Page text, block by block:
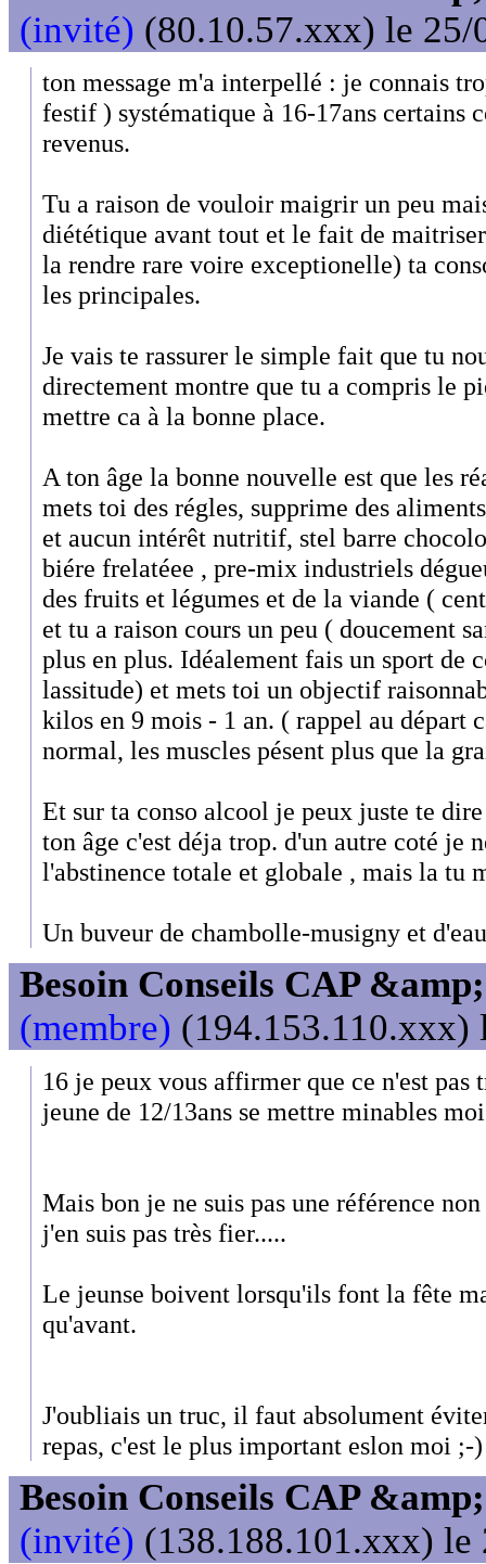
(invité) (80.10.57.xxx) le 25/
ton message m'a interpellé : je connais
festif ) systématique à 16-17ans certains
revenus.
Tu a raison de vouloir maigrir un peu
diététique avant tout et le fait de
la rendre rare voire exceptionelle) ta
les principales.
Je vais te rassurer le simple fait que tu
directement montre que tu a compris le
mettre ca à la bonne place.
A ton âge la bonne nouvelle est que les
mets toi des régles, supprime des
et aucun intérêt nutritif, stel barre
biére frelatéee , pre-mix industriels
des fruits et légumes et de la viande (
et tu a raison cours un peu ( doucement
plus en plus. Idéalement fais un sport de
lassitude) et mets toi un objectif
kilos en 9 mois - 1 an. ( rappel au départ
normal, les muscles pésent plus que la
Et sur ta conso alcool je peux juste te
ton âge c'est déja trop. d'un autre coté je
l'abstinence totale et globale , mais la tu
Un buveur de chambolle-musigny et
Besoin Conseils CAP
(membre) (194.153.110.xxx)
16 je peux vous affirmer que ce n'est pas
jeune de 12/13ans se mettre minables
Mais bon je ne suis pas une référence
j'en suis pas très fier.....
Le jeunse boivent lorsqu'ils font la fête
qu'avant.
J'oubliais un truc, il faut absolument
repas, c'est le plus important eslon moi ;-)
Besoin Conseils CAP
(invité) (138.188.101.xxx) le